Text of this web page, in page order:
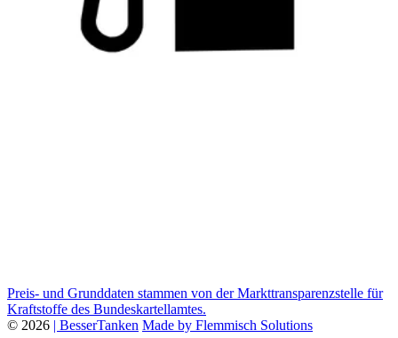
Preis- und Grunddaten stammen von der Markttransparenzstelle für
Kraftstoffe des Bundeskartellamtes.
© 2026 | BesserTanken Made by Flemmisch Solutions